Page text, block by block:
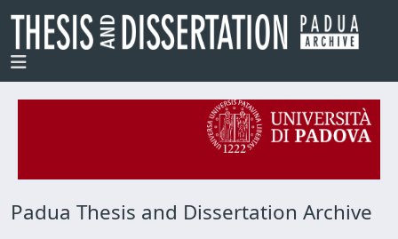
Padua Thesis and Dissertation Archive